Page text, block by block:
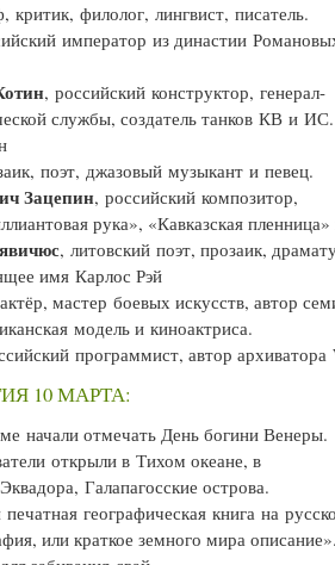
филолог, лингвист, писатель.
император из династии
, российский конструктор, генерал-
службы, создатель танков КВ и ИС.
поэт, джазовый музыкант и певец.
Зацепин, российский композитор,
рука», «Кавказская
, литовский поэт, прозаик,
имя Карлос Рэй
мастер боевых искусств, автор
модель и киноактриса.
программист, автор
10 МАРТА:
начали отмечать День богини Венеры.
открыли в Тихом океане, в
Галапагосские острова.
географическая книга на
или краткое земного мира описание».